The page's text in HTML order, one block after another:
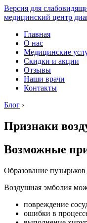
Версия для
медицинский центр
Главная
О нас
Медицинские
Скидки и акции
Отзывы
Наши врачи
Контакты
Блог ›
Признаки
Возможные
Образование
Воздушная эмболия
повреждение
ошибки в